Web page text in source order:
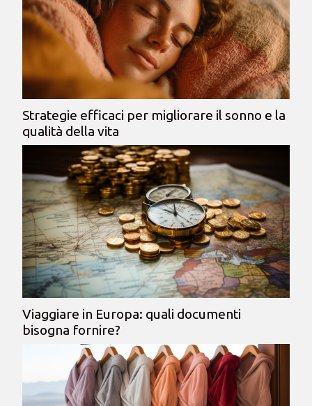
Strategie efficaci per migliorare il sonno e la
qualità della vita
Viaggiare in Europa: quali documenti
bisogna fornire?